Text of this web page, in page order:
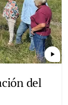
play_arrow
del